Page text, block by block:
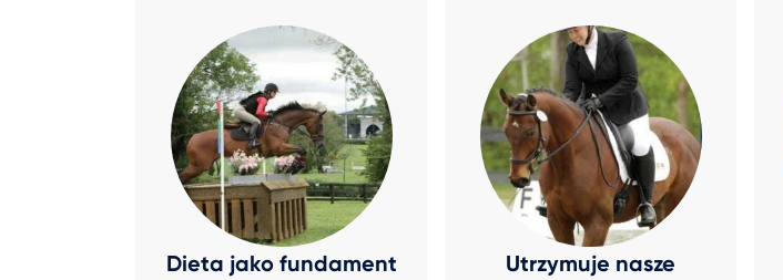
Dieta jako fundament
Utrzymuje nasze